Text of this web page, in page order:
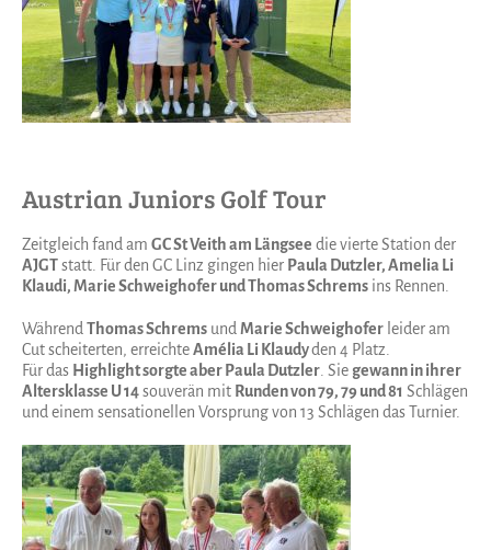
Austrian Juniors Golf Tour
Zeitgleich fand am GC St Veith am Längsee die vierte Station der
AJGTstatt. Für den GC Linz gingen hier Paula Dutzler, Amelia Li
Klaudi, Marie Schweighofer und Thomas Schrems ins Rennen.
Während Thomas Schrems und Marie Schweighofer leider am
Cut scheiterten, erreichteAmélia Li Klaudyden 4 Platz.
Für das Highlight sorgte aber Paula Dutzler . Sie gewann in ihrer
Altersklasse U 14souverän mit Runden von 79, 79 und 81 Schlägen
und einem sensationellen Vorsprung von 13 Schlägen das Turnier.